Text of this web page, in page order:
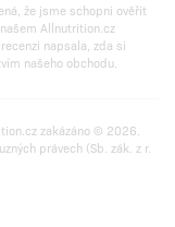
že jsme schopni ověřit
Allnutrition.cz
napsala, zda si
našeho obchodu.
zakázáno © 2026.
právech (Sb. zák. z r.